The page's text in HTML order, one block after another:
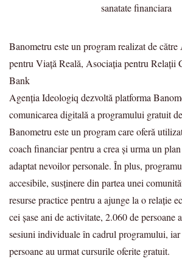
Banometru este un program realizat de
pentru Viaţă Reală, Asociația pentru Relații
Bank
Agenția Ideologiq dezvoltă platforma
comunicarea digitală a programului gratuit
Banometru este un program care oferă
coach financiar pentru a crea și urma un
adaptat nevoilor personale. În plus,
accesibile, susținere din partea unei
resurse practice pentru a ajunge la o relație
cei șase ani de activitate, 2.060 de persoane
sesiuni individuale în cadrul programului, iar
persoane au urmat cursurile oferite gratuit.